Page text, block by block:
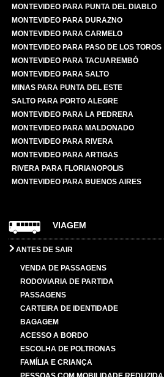
MONTEVIDEO PARA PUNTA DEL DIABLO
MONTEVIDEO PARA DURAZNO
MONTEVIDEO PARA CARMELO
MONTEVIDEO PARA PASO DE LOS TOROS
MONTEVIDEO PARA TACUAREMBÓ
MONTEVIDEO PARA SALTO
MINAS PARA PUNTA DEL ESTE
SALTO PARA PORTO ALEGRE
MONTEVIDEO PARA LA PEDRERA
MONTEVIDEO PARA MALDONADO
MONTEVIDEO PARA RIVERA
MONTEVIDEO PARA ARTIGAS
RIVERA PARA FLORIANOPOLIS
MONTEVIDEO PARA BUENOS AIRES
VIAGEM
ANTES DE SAIR
VENDA DE PASSAGENS
RODOVIARIA DE PARTIDA
PASSAGENS
CARTEIRA DE IDENTIDADE
BAGAGEM
ACESSO A BORDO
ESCOLHA DE POLTRONAS
FAMÍLIA E CRIANÇA